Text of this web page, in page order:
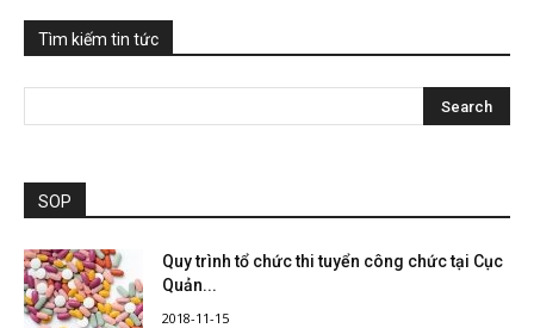
Tìm kiếm tin tức
SOP
Quy trình tổ chức thi tuyển công chức tại Cục
Quản...
2018-11-15